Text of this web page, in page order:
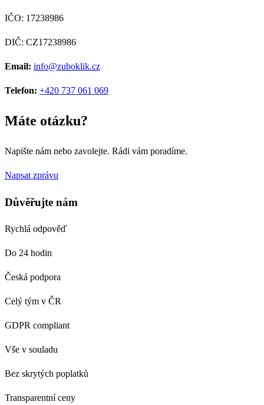
IČO: 17238986
DIČ: CZ17238986
Email: info@zuboklik.cz
Telefon: +420 737 061 069
Máte otázku?
Napište nám nebo zavolejte. Rádi vám poradíme.
Napsat zprávu
Důvěřujte nám
Rychlá odpověď
Do 24 hodin
Česká podpora
Celý tým v ČR
GDPR compliant
Vše v souladu
Bez skrytých poplatků
Transparentní ceny